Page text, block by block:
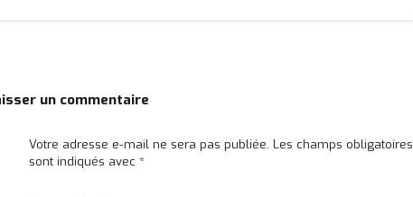
un commentaire
Votre adresse e-mail ne sera pas publiée. Les champs obligatoires
sont indiqués avec *